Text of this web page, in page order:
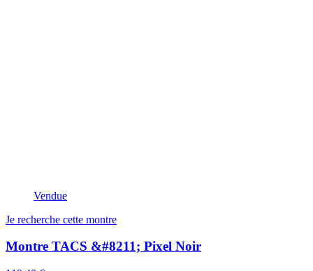
Vendue
Je recherche cette montre
Montre TACS &#8211; Pixel Noir